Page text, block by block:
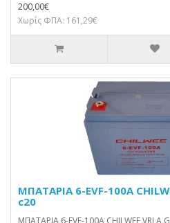
200,00€
Χωρίς ΦΠΑ: 161,29€
ΜΠΑΤΑΡΙΑ 6-EVF-100A
c20
ΜΠΑΤΑΡΙΑ 6-EVF-100A CHILWEE VRLA